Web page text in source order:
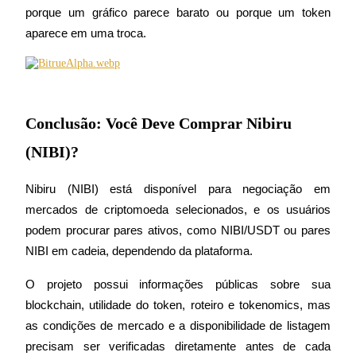
porque um gráfico parece barato ou porque um token
aparece em uma troca.
Conclusão: Você Deve Comprar Nibiru
(NIBI)?
Nibiru (NIBI) está disponível para negociação em
mercados de criptomoeda selecionados, e os usuários
podem procurar pares ativos, como NIBI/USDT ou pares
NIBI em cadeia, dependendo da plataforma.
O projeto possui informações públicas sobre sua
blockchain, utilidade do token, roteiro e tokenomics, mas
as condições de mercado e a disponibilidade de listagem
precisam ser verificadas diretamente antes de cada